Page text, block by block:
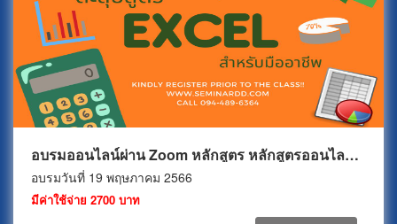
อบรมออนไลน์ผ่าน Zoom หลักสูตร หลักสูตรออนไลน์ ตะลุยสูตร Excel สำหรับมืออาชีพ
อบรมวันที่ 19 พฤษภาคม 2566
มีค่าใช้จ่าย 2700 บาท